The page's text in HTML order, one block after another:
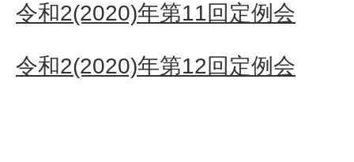
令和2(2020)年第11回定例会
令和2(2020)年第12回定例会